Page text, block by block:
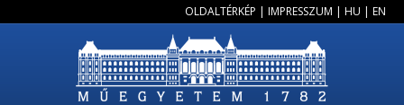
OLDALTÉRKÉP | IMPRESSZUM | HU | EN